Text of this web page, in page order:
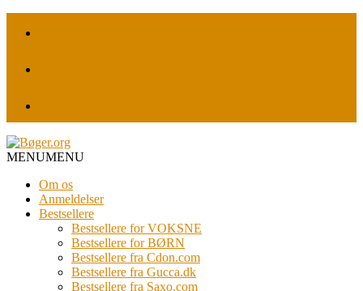
MENUMENU
Om os
Anmeldelser
Bestsellere
Bestsellere for VOKSNE
Bestsellere for BØRN
Bestsellere fra Cdon.com
Bestsellere fra Gucca.dk
Bestsellere fra Saxo.com